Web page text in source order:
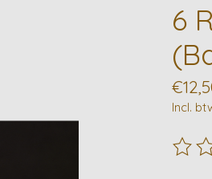
6
Incl.
De